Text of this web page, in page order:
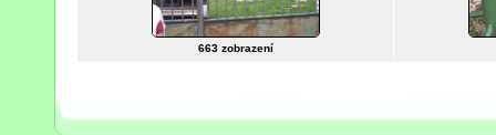
663 zobrazení